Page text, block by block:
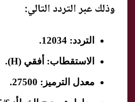
وذلك عبر التردد التالي:
التردد: 12034.
الاستقطاب: أفقي (H).
معدل الترميز: 27500.